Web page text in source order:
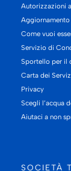
Autorizzazioni
Aggiornamento
Come vuoi
Servizio di
Sportello per il
Carta dei
Privacy
Scegli l’acqua
Aiutaci a non
SOCIETÀ